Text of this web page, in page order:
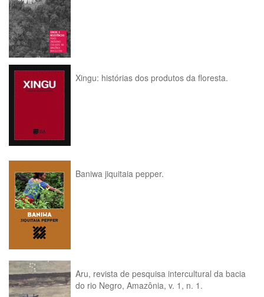
Xingu: histórias dos produtos da floresta.
Baniwa jiquitaia pepper.
Aru, revista de pesquisa intercultural da bacia
do rio Negro, Amazônia, v. 1, n. 1.